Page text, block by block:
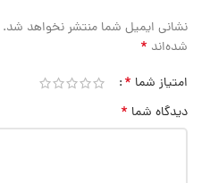
نشانی ایمیل شما منتشر نخواهد شد.
شده‌اند *
امتیاز شما *
دیدگاه شما *